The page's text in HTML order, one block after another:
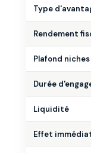
Type
Rendement
Plafond
Durée
Liquidité
Effet